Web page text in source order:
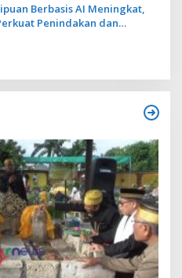
Berbasis AI Meningkat,
Penindakan dan
Aplikasi Anti Penipuan